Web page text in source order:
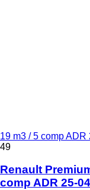
19 m3 / 5 comp
49
Renault
comp ADR 25-